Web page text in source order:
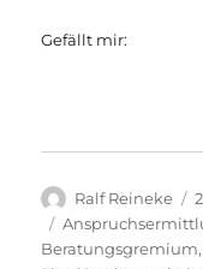
Gefällt mir:
Autor
Ralf Reineke
Schlagwörter
Beratungsgremium,